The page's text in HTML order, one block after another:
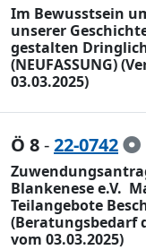
Im Bewusstsein
unserer
gestalten
(NEUFASSUNG)
03.03.2025)
Ö 8-22-0742
Blankenese e.V. 
Teilangebote
(Beratungsbedarf
vom 03.03.2025)